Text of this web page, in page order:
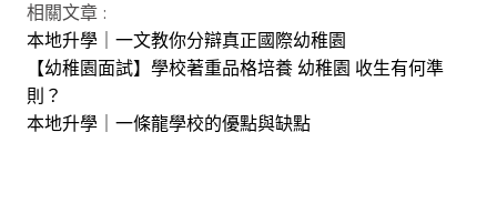
相關文章 :
本地升學｜一文教你分辯真正國際幼稚園
【幼稚園面試】學校著重品格培養 幼稚園 收生有何準
則？
本地升學｜一條龍學校的優點與缺點